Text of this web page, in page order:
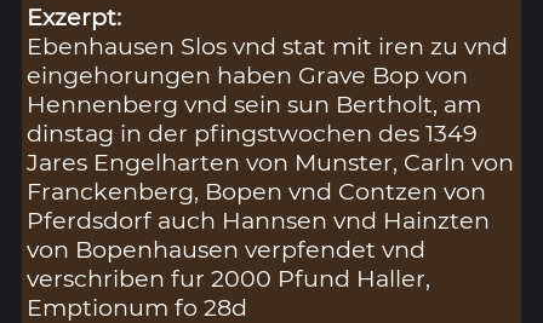
Exzerpt:
Ebenhausen Slos vnd stat mit iren zu vnd
eingehorungen haben Grave Bop von
Hennenberg vnd sein sun Bertholt, am
dinstag in der pfingstwochen des 1349
Jares Engelharten von Munster, Carln von
Franckenberg, Bopen vnd Contzen von
Pferdsdorf auch Hannsen vnd Hainzten
von Bopenhausen verpfendet vnd
verschriben fur 2000 Pfund Haller,
Emptionum fo 28d